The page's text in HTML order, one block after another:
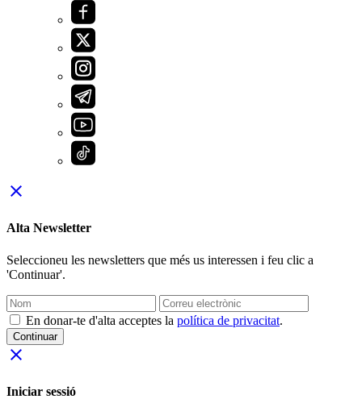
close
Alta Newsletter
Seleccioneu les newsletters que més us interessen i feu clic a
'Continuar'.
En donar-te d'alta acceptes la política de privacitat.
Continuar
close
Iniciar sessió